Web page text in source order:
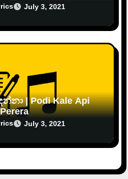
July 3, 2021
Api
Perera
July 3, 2021